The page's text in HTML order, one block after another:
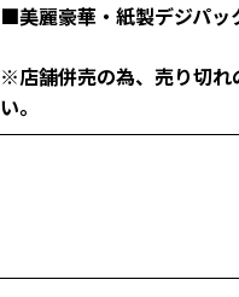
■美麗豪華・紙製デジパッ
※店舗併売の為、売り切れ
い。